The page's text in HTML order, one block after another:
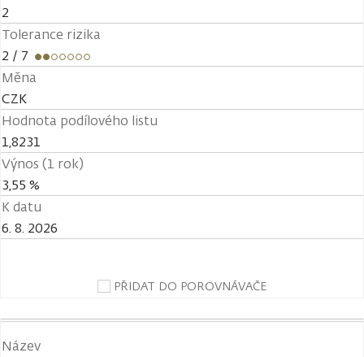
2
Tolerance rizika
2 / 7
Měna
CZK
Hodnota podílového listu
1,8231
Výnos (1 rok)
3,55 %
K datu
6. 8. 2026
PŘIDAT DO POROVNÁVAČE
Název